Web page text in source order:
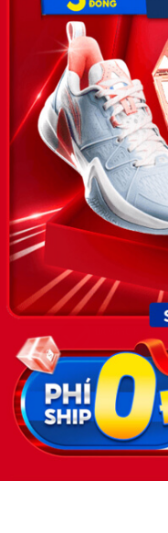
Email:
News.timviec.com.vn là
nhân sự, nghề nghiệp
doanh nghiệp, nhân sự
cập nhật thông tin và
KẾT NỐI